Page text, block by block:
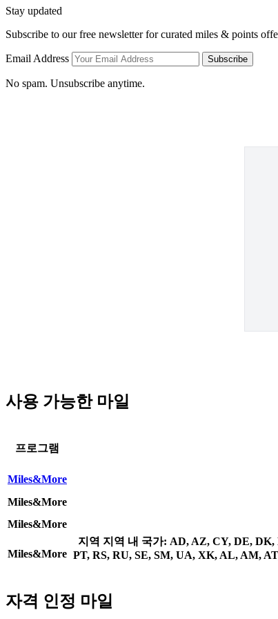
Stay updated
Subscribe to our free newsletter for curated miles & points
Email Address Subscribe
No spam. Unsubscribe anytime.
사용 가능한 마일
프로그램
Miles&More
Miles&More
Miles&More
Miles&More
지역 지역 내 국가: AD, AZ, CY, DE,
PT, RS, RU, SE, SM, UA, XK, AL, AM,
자격 인정 마일